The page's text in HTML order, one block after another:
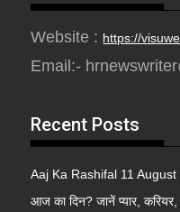
Website : https://
Email:-
Recent Posts
Aaj Ka Rashifal 11 August
आज का दिन? जानें प्यार,